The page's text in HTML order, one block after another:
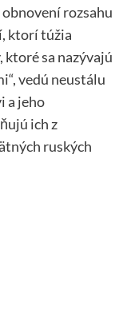
rozsahu
ktorí túžia
sa nazývajú
vedú neustálu
a jeho
ich z
ruských